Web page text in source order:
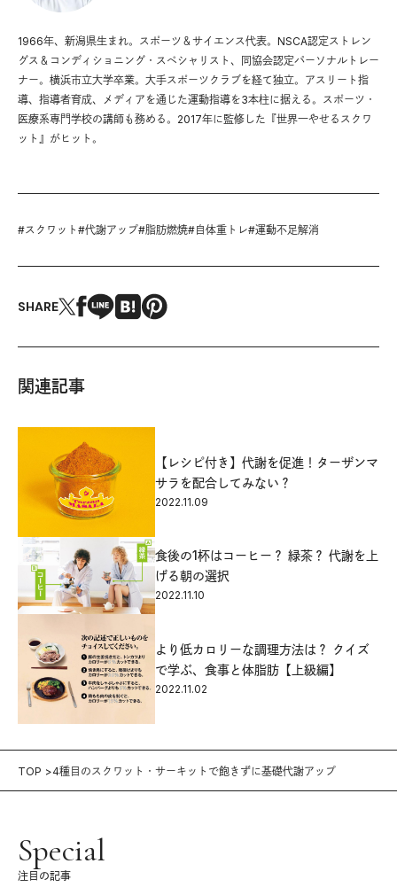
1966年、新潟県生まれ。スポーツ＆サイエンス代表。NSCA認定ストレン
グス＆コンディショニング・スペシャリスト、同協会認定パーソナルトレー
ナー。横浜市立大学卒業。大手スポーツクラブを経て独立。アスリート指
導、指導者育成、メディアを通じた運動指導を3本柱に据える。スポーツ・
医療系専門学校の講師も務める。2017年に監修した『世界一やせるスクワ
ット』がヒット。
#スクワット #代謝アップ#脂肪燃焼#自体重トレ#運動不足解消
SHARE
関連記事
【レシピ付き】代謝を促進！ターザンマ
サラを配合してみない？
2022.11.09
食後の1杯はコーヒー？ 緑茶？ 代謝を上
げる朝の選択
2022.11.10
より低カロリーな調理方法は？ クイズ
で学ぶ、食事と体脂肪【上級編】
2022.11.02
TOP 4種目のスクワット・サーキットで飽きずに基礎代謝アップ
Special
注目の記事